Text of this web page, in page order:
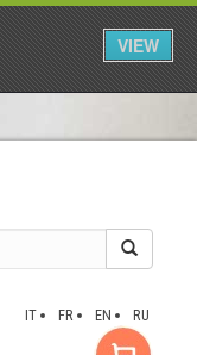
VIEW
IT FR EN RU